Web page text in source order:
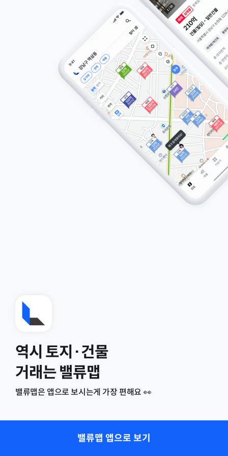
역시 토지·건물
거래는 밸류맵
밸류맵은 앱으로 보시는게 가장 편해요 👀
밸류맵 앱으로 보기